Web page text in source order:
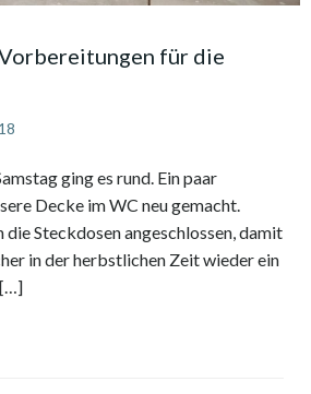
für die
ging es rund. Ein paar
Decke im WC neu gemacht.
die Steckdosen angeschlossen, damit
in der herbstlichen Zeit wieder ein